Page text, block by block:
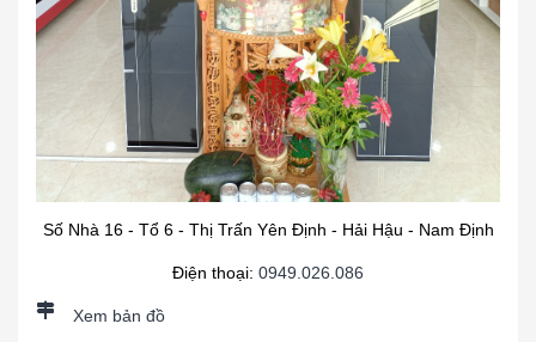
Số Nhà 16 - Tổ 6 - Thị Trấn Yên Định - Hải Hậu - Nam Định
Điện thoại: 0949.026.086
Xem bản đồ